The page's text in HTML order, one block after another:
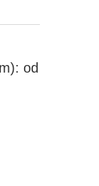
od